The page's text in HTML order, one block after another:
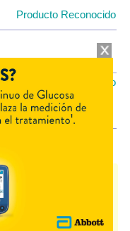
Producto Reconocido
Cobertura Monto Fijo
como
2 presentaciones
PAMI.